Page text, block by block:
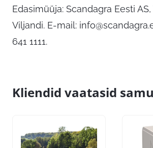
Edasimüüja: Scandagra Eesti AS,
Viljandi. E-mail:
641 1111.
Kliendid vaatasid